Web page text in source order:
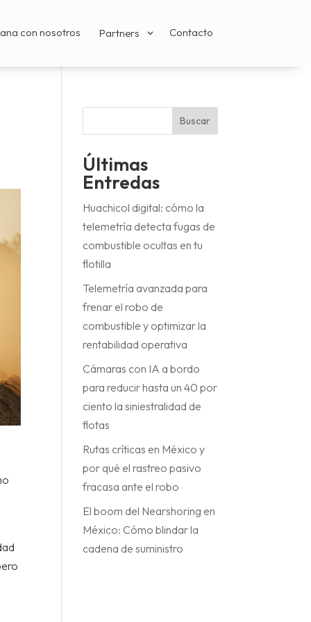
con nosotros Partners 3 Contacto
Buscar
Últimas
Entredas
Huachicol digital: cómo la
telemetría detecta fugas de
combustible ocultas en tu
flotilla
Telemetría avanzada para
frenar el robo de
combustible y optimizar la
rentabilidad operativa
Cámaras con IA a bordo
para reducir hasta un 40 por
ciento la siniestralidad de
flotas
Rutas críticas en México y
por qué el rastreo pasivo
fracasa ante el robo
El boom del Nearshoring en
México: Cómo blindar la
cadena de suministro